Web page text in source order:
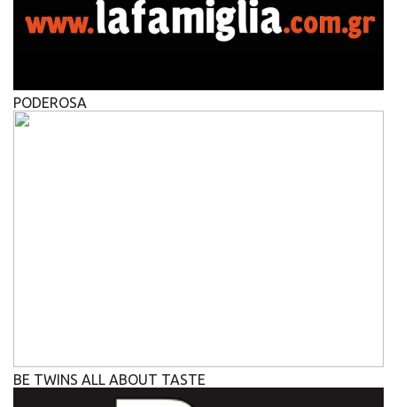
PODEROSA
BE TWINS ALL ABOUT TASTE